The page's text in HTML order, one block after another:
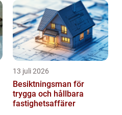
13 juli 2026
Besiktningsman för
trygga och hållbara
fastighetsaffärer